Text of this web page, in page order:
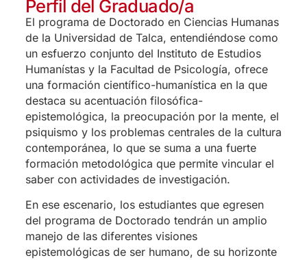
Perfil del Graduado/a
El programa de Doctorado en Ciencias Humanas
de la Universidad de Talca, entendiéndose como
un esfuerzo conjunto del Instituto de Estudios
Humanístas y la Facultad de Psicología, ofrece
una formación científico-humanística en la que
destaca su acentuación filosófica-
epistemológica, la preocupación por la mente, el
psiquismo y los problemas centrales de la cultura
contemporánea, lo que se suma a una fuerte
formación metodológica que permite vincular el
saber con actividades de investigación.
En ese escenario, los estudiantes que egresen
del programa de Doctorado tendrán un amplio
manejo de las diferentes visiones
epistemológicas de ser humano, de su horizonte